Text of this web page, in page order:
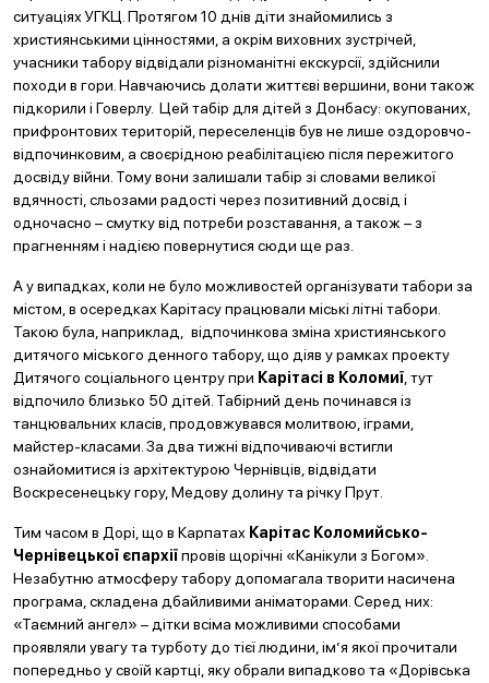
ситуаціях УГКЦ. Протягом 10 днів діти знайомились з
християнськими цінностями, а окрім виховних зустрічей,
учасники табору відвідали різноманітні екскурсії, здійснили
походи в гори. Навчаючись долати життєві вершини, вони також
підкорили і Говерлу. Цей табір для дітей з Донбасу: окупованих,
прифронтових територій, переселенців був не лише оздоровчо-
відпочинковим, а своєрідною реабілітацією після пережитого
досвіду війни. Тому вони залишали табір зі словами великої
вдячності, сльозами радості через позитивний досвід і
одночасно – смутку від потреби розставання, а також – з
прагненням і надією повернутися сюди ще раз.
А у випадках, коли не було можливостей організувати табори за
містом, в осередках Карітасу працювали міські літні табори.
Такою була, наприклад, відпочинкова зміна християнського
дитячого міського денного табору, що діяв у рамках проекту
Дитячого соціального центру при Карітасі в Коломиї , тут
відпочило близько 50 дітей. Табірний день починався із
танцювальних класів, продовжувався молитвою, іграми,
майстер-класами. За два тижні відпочиваючі встигли
ознайомитися із архітектурою Чернівців, відвідати
Воскресенецьку гору, Медову долину та річку Прут.
Тим часом в Дорі, що в Карпатах Карітас Коломийсько-
Чернівецької єпархіїпровів щорічні «Канікули з Богом».
Незабутню атмосферу табору допомагала творити насичена
програма, складена дбайливими аніматорами. Серед них:
«Таємний ангел» – дітки всіма можливими способами
проявляли увагу та турботу до тієї людини, ім’я якої прочитали
попередньо у своїй картці, яку обрали випадково та «Дорівська